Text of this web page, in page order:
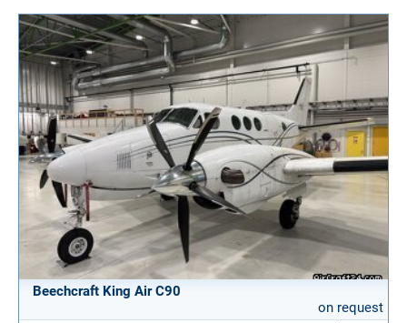
Beechcraft King Air C90
on request